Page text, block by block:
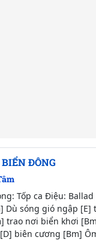
ĐÔNG
Tốp ca Điệu:
Dù sóng gió ngập [E]
trao nơi biển khơi
biên cương [Bm]